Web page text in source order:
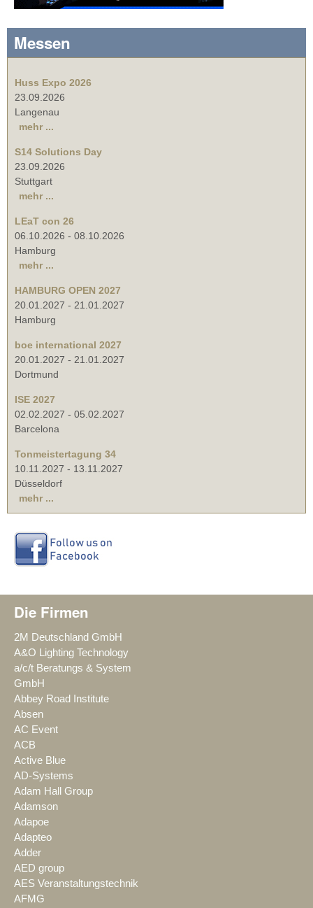
Messen
Huss Expo 2026
23.09.2026
Langenau
mehr ...
S14 Solutions Day
23.09.2026
Stuttgart
mehr ...
LEaT con 26
06.10.2026 - 08.10.2026
Hamburg
mehr ...
HAMBURG OPEN 2027
20.01.2027 - 21.01.2027
Hamburg
boe international 2027
20.01.2027 - 21.01.2027
Dortmund
ISE 2027
02.02.2027 - 05.02.2027
Barcelona
Tonmeistertagung 34
10.11.2027 - 13.11.2027
Düsseldorf
mehr ...
Die Firmen
2M Deutschland GmbH
A&O Lighting Technology
a/c/t Beratungs & System
GmbH
Abbey Road Institute
Absen
AC Event
ACB
Active Blue
AD-Systems
Adam Hall Group
Adamson
Adapoe
Adapteo
Adder
AED group
AES Veranstaltungstechnik
AFMG